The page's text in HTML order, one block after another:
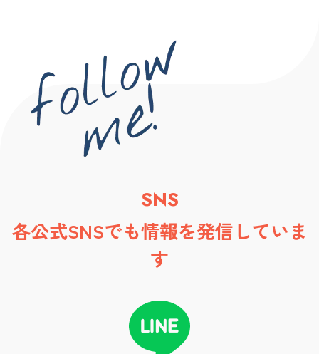
SNS
各公式SNSでも情報を発信していま
す